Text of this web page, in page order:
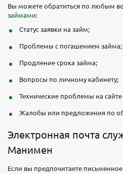
Вы можете обратиться по любым
займами:
Статус заявки на займ;
Проблемы с погашением займа;
Продление срока займа;
Вопросы по личному кабинету;
Технические проблемы на
Жалобы или предложения по
Электронная почта
Манимен
Если вы предпочитаете